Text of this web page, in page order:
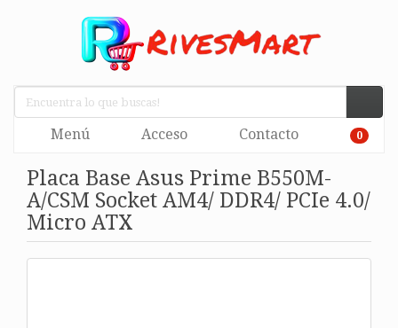
Menú Acceso Contacto 0
Placa Base Asus Prime B550M-
A/CSM Socket AM4/ DDR4/ PCIe 4.0/
Micro ATX